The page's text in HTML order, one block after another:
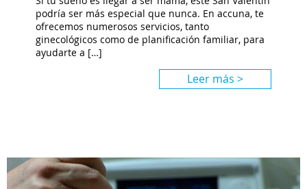
podría ser más especial que nunca. En accuna, te
ofrecemos numerosos servicios, tanto
ginecológicos como de planificación familiar, para
ayudarte a […]
Leer más >